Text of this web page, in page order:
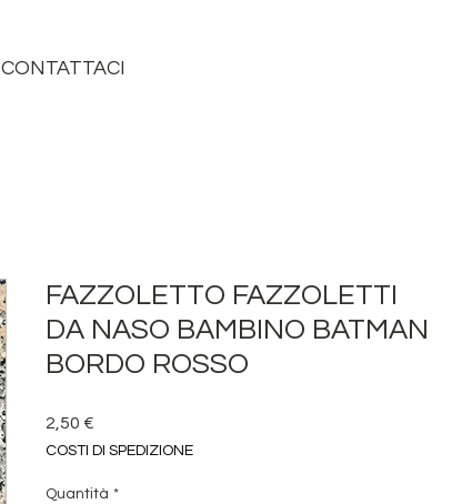
CONTATTACI
FAZZOLETTO FAZZOLETTI
DA NASO BAMBINO BATMAN
BORDO ROSSO
2,50 €
COSTI DI SPEDIZIONE
Quantità *